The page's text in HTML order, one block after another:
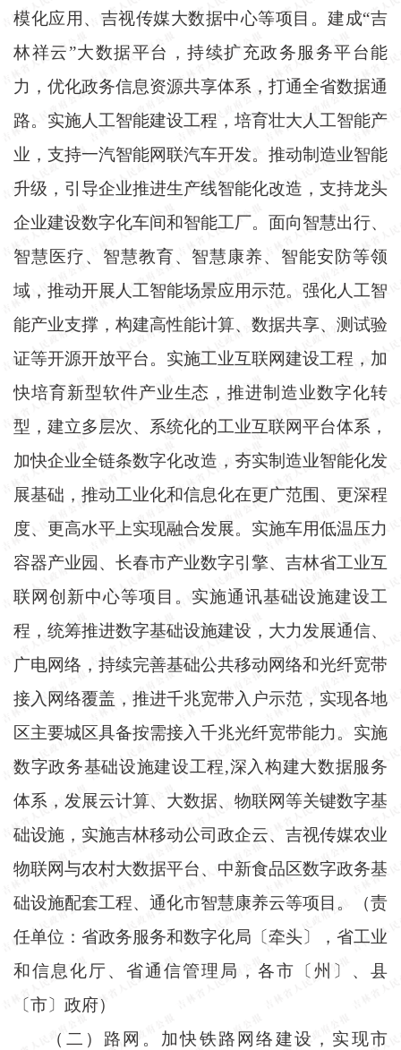
模化应用、吉视传媒大数据中心等项目。建成“吉
林祥云”大数据平台，持续扩充政务服务平台能
力，优化政务信息资源共享体系，打通全省数据通
路。实施人工智能建设工程，培育壮大人工智能产
业，支持一汽智能网联汽车开发。推动制造业智能
升级，引导企业推进生产线智能化改造，支持龙头
企业建设数字化车间和智能工厂。面向智慧出行、
智慧医疗、智慧教育、智慧康养、智能安防等领
域，推动开展人工智能场景应用示范。强化人工智
能产业支撑，构建高性能计算、数据共享、测试验
证等开源开放平台。实施工业互联网建设工程，加
快培育新型软件产业生态，推进制造业数字化转
型，建立多层次、系统化的工业互联网平台体系，
加快企业全链条数字化改造，夯实制造业智能化发
展基础，推动工业化和信息化在更广范围、更深程
度、更高水平上实现融合发展。实施车用低温压力
容器产业园、长春市产业数字引擎、吉林省工业互
联网创新中心等项目。实施通讯基础设施建设工
程，统筹推进数字基础设施建设，大力发展通信、
广电网络，持续完善基础公共移动网络和光纤宽带
接入网络覆盖，推进千兆宽带入户示范，实现各地
区主要城区具备按需接入千兆光纤宽带能力。实施
数字政务基础设施建设工程,深入构建大数据服务
体系，发展云计算、大数据、物联网等关键数字基
础设施，实施吉林移动公司政企云、吉视传媒农业
物联网与农村大数据平台、中新食品区数字政务基
础设施配套工程、通化市智慧康养云等项目。（责
任单位：省政务服务和数字化局〔牵头〕，省工业
和信息化厅、省通信管理局，各市〔州〕、县
〔市〕政府）
（二）路网。加快铁路网络建设，实现市